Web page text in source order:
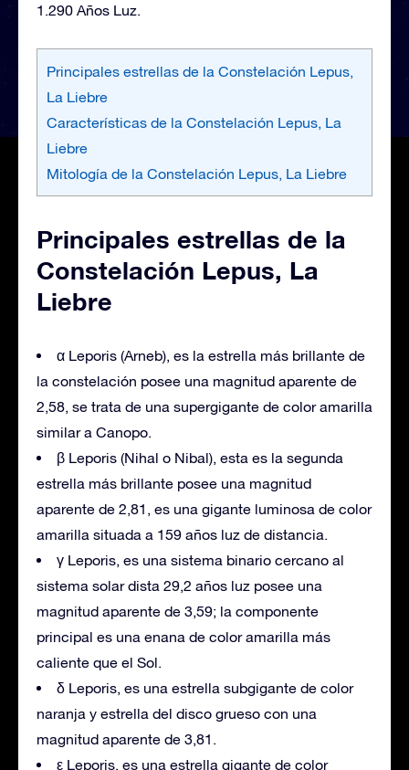
1.290 Años Luz.
Principales estrellas de la Constelación Lepus,
La Liebre
Características de la Constelación Lepus, La
Liebre
Mitología de la Constelación Lepus, La Liebre
Principales estrellas de la
Constelación Lepus, La
Liebre
α Leporis (Arneb), es la estrella más brillante de
la constelación posee una magnitud aparente de
2,58, se trata de una supergigante de color amarilla
similar a Canopo.
β Leporis (Nihal o Nibal), esta es la segunda
estrella más brillante posee una magnitud
aparente de 2,81, es una gigante luminosa de color
amarilla situada a 159 años luz de distancia.
γ Leporis, es una sistema binario cercano al
sistema solar dista 29,2 años luz posee una
magnitud aparente de 3,59; la componente
principal es una enana de color amarilla más
caliente que el Sol.
δ Leporis, es una estrella subgigante de color
naranja y estrella del disco grueso con una
magnitud aparente de 3,81.
ε Leporis, es una estrella gigante de color